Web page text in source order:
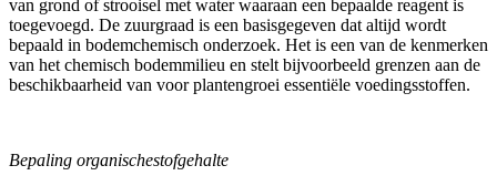
van grond of strooisel met water waaraan een bepaalde reagent is
toegevoegd. De zuurgraad is een basisgegeven dat altijd wordt
bepaald in bodemchemisch onderzoek. Het is een van de kenmerken
van het chemisch bodemmilieu en stelt bijvoorbeeld grenzen aan de
beschikbaarheid van voor plantengroei essentiële voedingsstoffen.
Bepaling organischestofgehalte